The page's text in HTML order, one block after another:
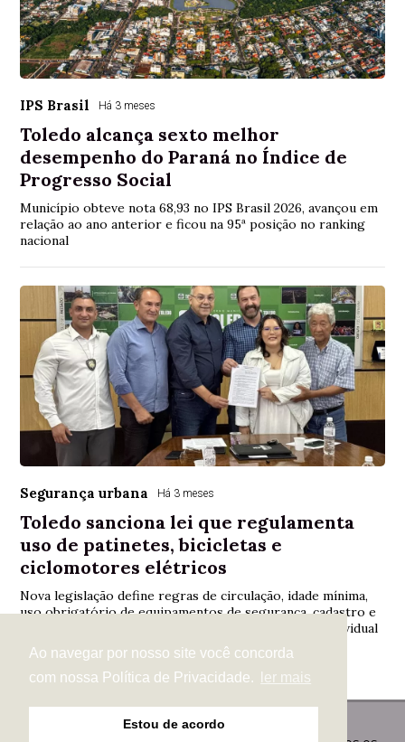
Ao navegar por nosso site você concorda
com nossa Política de Privacidade.
ler mais
Estou de acordo
IPS Brasil Há 3 meses
Toledo alcança sexto melhor
desempenho do Paraná no Índice de
Progresso Social
Município obteve nota 68,93 no IPS Brasil 2026, avançou em
relação ao ano anterior e ficou na 95ª posição no ranking
nacional
Segurança urbana Há 3 meses
Toledo sanciona lei que regulamenta
uso de patinetes, bicicletas e
ciclomotores elétricos
Nova legislação define regras de circulação, idade mínima,
uso obrigatório de equipamentos de segurança, cadastro e
penalidades para veículos elétricos de mobilidade individual